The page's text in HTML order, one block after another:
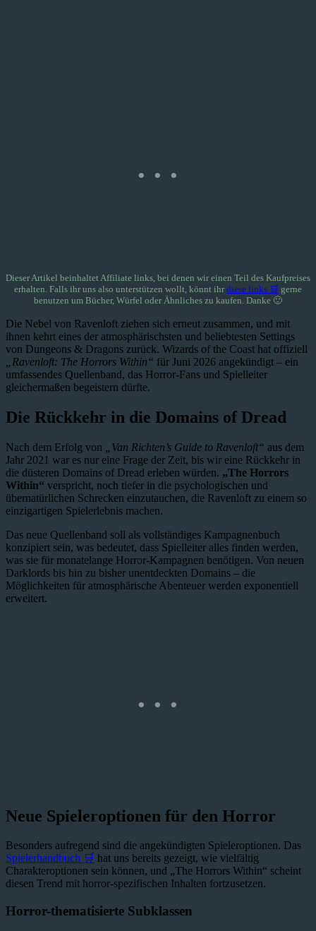
Dieser Artikel beinhaltet Affiliate links, bei denen wir einen Teil des Kaufpreises
erhalten. Falls ihr uns also unterstützen wollt, könnt ihrdiese links 🛒 gerne
benutzen um Bücher, Würfel oder Ähnliches zu kaufen. Danke 🙂
Die Nebel von Ravenloft ziehen sich erneut zusammen, und mit
ihnen kehrt eines der atmosphärischsten und beliebtesten Settings
von Dungeons & Dragons zurück. Wizards of the Coast hat offiziell
„Ravenloft: The Horrors Within“ für Juni 2026 angekündigt – ein
umfassendes Quellenband, das Horror-Fans und Spielleiter
gleichermaßen begeistern dürfte.
Die Rückkehr in die Domains of Dread
Nach dem Erfolg von „Van Richten’s Guide to Ravenloft“ aus dem
Jahr 2021 war es nur eine Frage der Zeit, bis wir eine Rückkehr in
die düsteren Domains of Dread erleben würden. „The Horrors
Within“ verspricht, noch tiefer in die psychologischen und
übernatürlichen Schrecken einzutauchen, die Ravenloft zu einem so
einzigartigen Spielerlebnis machen.
Das neue Quellenband soll als vollständiges Kampagnenbuch
konzipiert sein, was bedeutet, dass Spielleiter alles finden werden,
was sie für monatelange Horror-Kampagnen benötigen. Von neuen
Darklords bis hin zu bisher unentdeckten Domains – die
Möglichkeiten für atmosphärische Abenteuer werden exponentiell
erweitert.
Neue Spieleroptionen für den Horror
Besonders aufregend sind die angekündigten Spieleroptionen. Das
Spielerhandbuch 🛒 hat uns bereits gezeigt, wie vielfältig
Charakteroptionen sein können, und „The Horrors Within“ scheint
diesen Trend mit horror-spezifischen Inhalten fortzusetzen.
Horror-thematisierte Subklassen